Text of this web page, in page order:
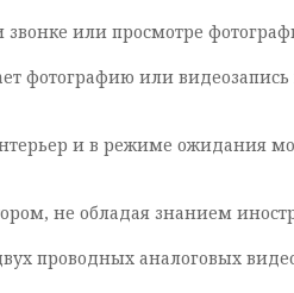
или просмотре
фотографию или видеозапись
и в режиме ожидания
не обладая знанием
проводных аналоговых